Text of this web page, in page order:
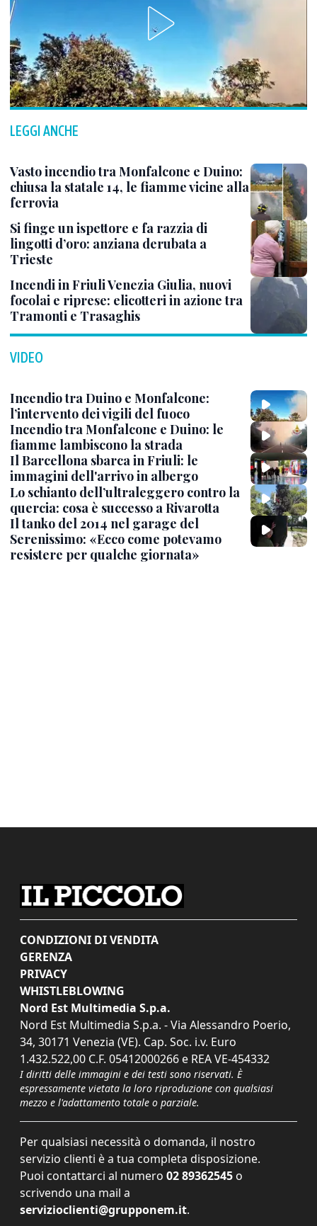
LEGGI ANCHE
Vasto incendio tra Monfalcone e Duino:
chiusa la statale 14, le fiamme vicine alla
ferrovia
Si finge un ispettore e fa razzia di
lingotti d’oro: anziana derubata a
Trieste
Incendi in Friuli Venezia Giulia, nuovi
focolai e riprese: elicotteri in azione tra
Tramonti e Trasaghis
VIDEO
Incendio tra Duino e Monfalcone:
l’intervento dei vigili del fuoco
Incendio tra Monfalcone e Duino: le
fiamme lambiscono la strada
Il Barcellona sbarca in Friuli: le
immagini dell'arrivo in albergo
Lo schianto dell’ultraleggero contro la
quercia: cosa è successo a Rivarotta
Il tanko del 2014 nel garage del
Serenissimo: «Ecco come potevamo
resistere per qualche giornata»
CONDIZIONI DI VENDITA
GERENZA
PRIVACY
WHISTLEBLOWING
Nord Est Multimedia S.p.a.
Nord Est Multimedia S.p.a. - Via Alessandro Poerio,
34, 30171 Venezia (VE). Cap. Soc. i.v. Euro
1.432.522,00 C.F. 05412000266 e REA VE-454332
I diritti delle immagini e dei testi sono riservati. È
espressamente vietata la loro riproduzione con qualsiasi
mezzo e l'adattamento totale o parziale.
Per qualsiasi necessità o domanda, il nostro
servizio clienti è a tua completa disposizione.
Puoi contattarci al numero 02 89362545 o
scrivendo una mail a
servizioclienti@grupponem.it.